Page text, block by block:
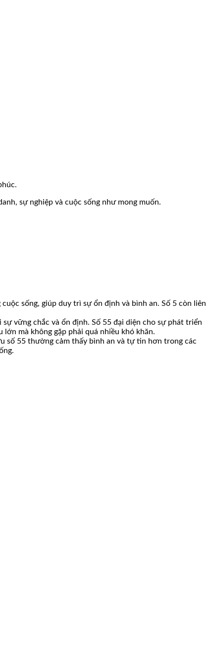
sự nghiệp và cuộc sống như mong muốn.
sống, giúp duy trì sự ổn định và bình an. Số 5 còn liên
vững chắc và ổn định. Số 55 đại diện cho sự phát triển
mà không gặp phải quá nhiều khó khăn.
số 55 thường cảm thấy bình an và tự tin hơn trong các